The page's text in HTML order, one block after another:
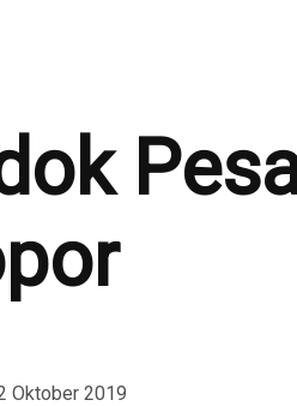
Oktober 2019